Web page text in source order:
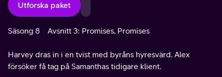
Utforska paket
Säsong 8 Avsnitt 3: Promises, Promises
Harvey dras in i en tvist med byråns hyresvärd. Alex
försöker få tag på Samanthas tidigare klient.